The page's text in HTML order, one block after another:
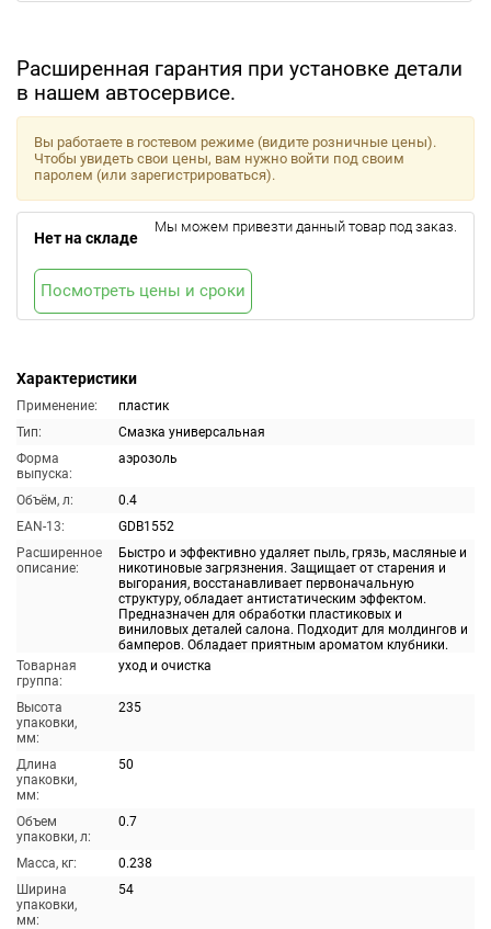
Расширенная гарантия при установке детали
в нашем автосервисе.
Характеристики
Применение:
пластик
Тип:
Смазка универсальная
Форма
выпуска:
аэрозоль
Объём, л:
0.4
EAN-13:
GDB1552
Расширенное
описание:
Быстро и эффективно удаляет пыль, грязь, масляные и
никотиновые загрязнения. Защищает от старения и
выгорания, восстанавливает первоначальную
структуру, обладает антистатическим эффектом.
Предназначен для обработки пластиковых и
виниловых деталей салона. Подходит для молдингов и
бамперов. Обладает приятным ароматом клубники.
Товарная
группа:
уход и очистка
Высота
упаковки,
мм:
235
Длина
упаковки,
мм:
50
Объем
упаковки, л:
0.7
Масса, кг:
0.238
Ширина
упаковки,
мм:
54
Вы работаете в гостевом режиме (видите розничные цены).
Чтобы увидеть свои цены, вам нужно войти под своим
паролем (или зарегистрироваться).
Нет на складе
Мы можем привезти данный товар под заказ.
Посмотреть цены и сроки